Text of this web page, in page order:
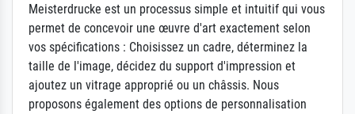
Meisterdrucke est un processus simple et intuitif qui vous
permet de concevoir une œuvre d'art exactement selon
vos spécifications : Choisissez un cadre, déterminez la
taille de l'image, décidez du support d'impression et
ajoutez un vitrage approprié ou un châssis. Nous
proposons également des options de personnalisation